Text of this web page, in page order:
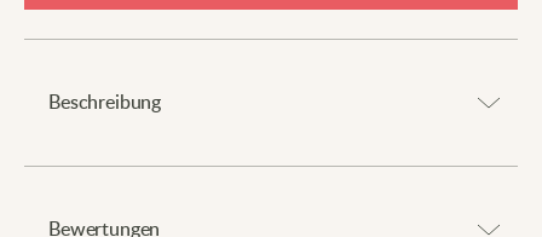
Beschreibung
Bewertungen